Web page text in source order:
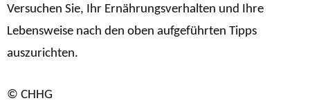
Versuchen Sie, Ihr Ernährungsverhalten und Ihre
Lebensweise nach den oben aufgeführten Tipps
auszurichten.
© CHHG